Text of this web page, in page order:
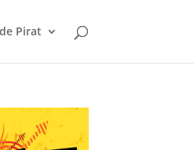
Pirat